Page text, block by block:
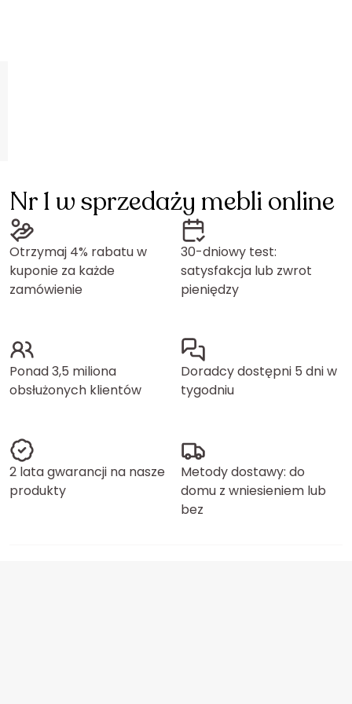
Nr 1 w sprzedaży mebli online
Otrzymaj 4% rabatu w
kuponie za każde
zamówienie
30-dniowy test:
satysfakcja lub zwrot
pieniędzy
Ponad 3,5 miliona
obsłużonych klientów
Doradcy dostępni 5 dni w
tygodniu
2 lata gwarancji na nasze
produkty
Metody dostawy: do
domu z wniesieniem lub
bez